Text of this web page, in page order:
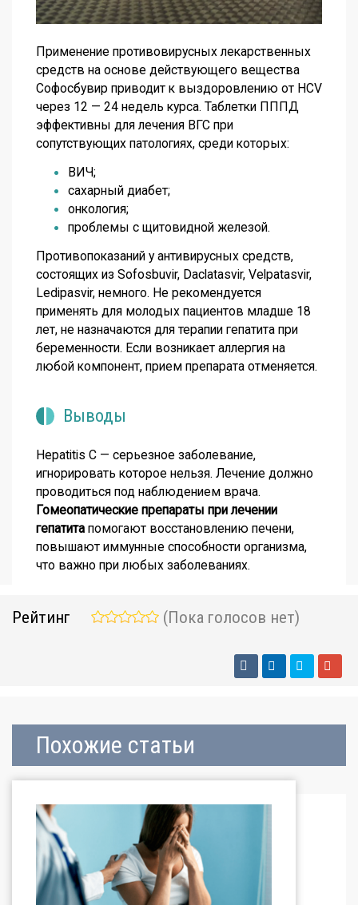
Применение противовирусных лекарственных
средств на основе действующего вещества
Софосбувир приводит к выздоровлению от HCV
через 12 — 24 недель курса. Таблетки ПППД
эффективны для лечения ВГС при
сопутствующих патологиях, среди которых:
ВИЧ;
сахарный диабет;
онкология;
проблемы с щитовидной железой.
Противопоказаний у антивирусных средств,
состоящих из Sofosbuvir, Daclatasvir, Velpatasvir,
Ledipasvir, немного. Не рекомендуется
применять для молодых пациентов младше 18
лет, не назначаются для терапии гепатита при
беременности. Если возникает аллергия на
любой компонент, прием препарата отменяется.
Выводы
Hepatitis C — серьезное заболевание,
игнорировать которое нельзя. Лечение должно
проводиться под наблюдением врача.
Гомеопатические препараты при лечении
гепатита помогают восстановлению печени,
повышают иммунные способности организма,
что важно при любых заболеваниях.
Рейтинг (Пока голосов нет)
Похожие статьи